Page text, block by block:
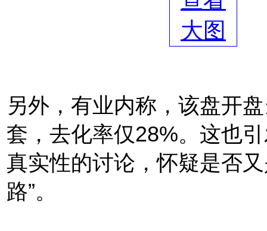
另外，有业内称，该盘开
套，去化率仅28%。这也
真实性的讨论，怀疑是否
路”。